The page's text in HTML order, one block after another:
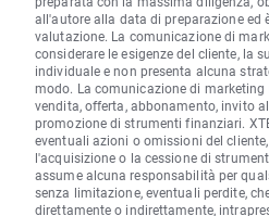
all'autore alla data di preparazione ed
valutazione. La comunicazione di
considerare le esigenze del cliente, la
individuale e non presenta alcuna
modo. La comunicazione di
vendita, offerta, abbonamento, invito
promozione di strumenti finanziari.
eventuali azioni o omissioni del
l'acquisizione o la cessione di
assume alcuna responsabilità per
senza limitazione, eventuali perdite,
direttamente o indirettamente,